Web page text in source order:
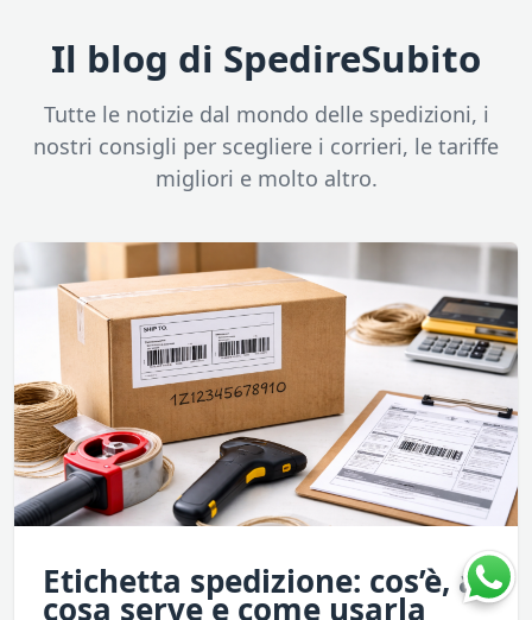
Il blog di SpedireSubito
Tutte le notizie dal mondo delle spedizioni, i
nostri consigli per scegliere i corrieri, le tariffe
migliori e molto altro.
Etichetta spedizione: cos’è, a
cosa serve e come usarla